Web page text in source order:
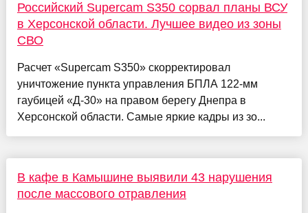
Российский Supercam S350 сорвал планы ВСУ
в Херсонской области. Лучшее видео из зоны
СВО
Расчет «Supercam S350» скорректировал
уничтожение пункта управления БПЛА 122-мм
гаубицей «Д-30» на правом берегу Днепра в
Херсонской области. Самые яркие кадры из зо...
В кафе в Камышине выявили 43 нарушения
после массового отравления